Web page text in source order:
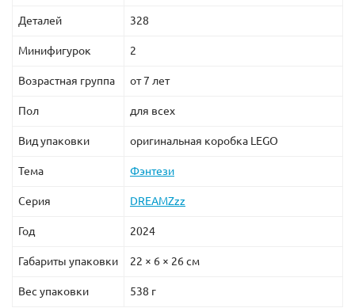
Деталей 328
Минифигурок 2
Возрастная группа от 7 лет
Пол для всех
Вид упаковки оригинальная коробка LEGO
Тема Фэнтези
Серия DREAMZzz
Год 2024
Габариты упаковки 22 × 6 × 26 см
Вес упаковки 538 г